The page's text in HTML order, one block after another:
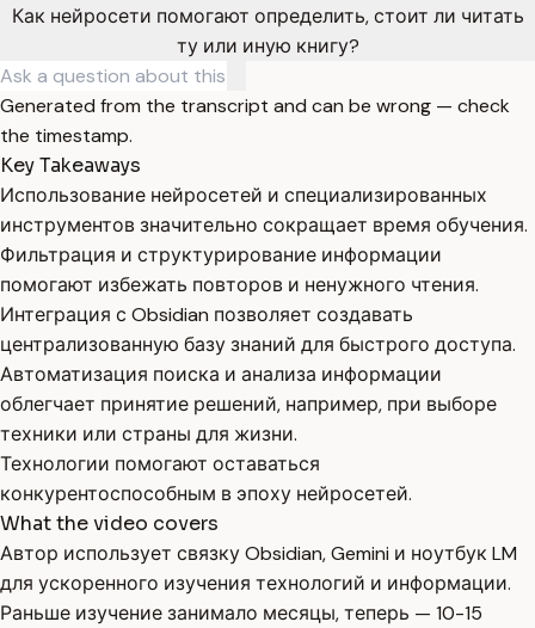
Как нейросети помогают определить, стоит ли читать
ту или иную книгу?
Generated from the transcript and can be wrong — check
the timestamp.
Key Takeaways
Использование нейросетей и специализированных
инструментов значительно сокращает время обучения.
Фильтрация и структурирование информации
помогают избежать повторов и ненужного чтения.
Интеграция с Obsidian позволяет создавать
централизованную базу знаний для быстрого доступа.
Автоматизация поиска и анализа информации
облегчает принятие решений, например, при выборе
техники или страны для жизни.
Технологии помогают оставаться
конкурентоспособным в эпоху нейросетей.
What the video covers
Автор использует связку Obsidian, Gemini и ноутбук LM
для ускоренного изучения технологий и информации.
Раньше изучение занимало месяцы, теперь — 10-15